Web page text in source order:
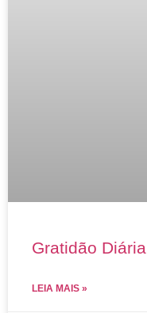
Gratidão Diária
LEIA MAIS »